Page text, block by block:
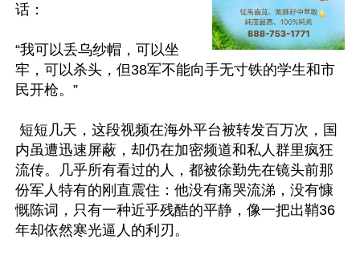
话：
“我可以丢乌纱帽，可以坐
牢，可以杀头，但38军不能向手无寸铁的学生和市
民开枪。”
内虽遭迅速屏蔽，却仍在加密频道和私人群里疯狂
流传。几乎所有看过的人，都被徐勤先在镜头前那
份军人特有的刚直震住：他没有痛哭流涕，没有慷
慨陈词，只有一种近乎残酷的平静，像一把出鞘36
年却依然寒光逼人的利刃。